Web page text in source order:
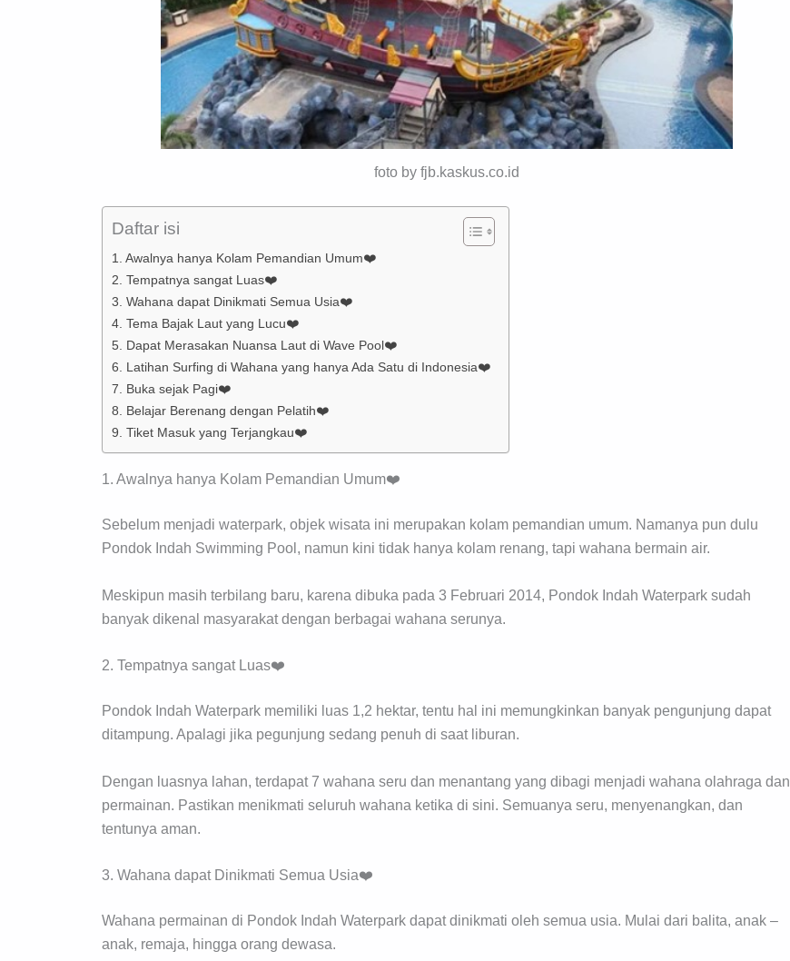
foto by fjb.kaskus.co.id
Daftar isi
1. Awalnya hanya Kolam Pemandian Umum❤️
2. Tempatnya sangat Luas❤️
3. Wahana dapat Dinikmati Semua Usia❤️
4. Tema Bajak Laut yang Lucu❤️
5. Dapat Merasakan Nuansa Laut di Wave Pool❤️
6. Latihan Surfing di Wahana yang hanya Ada Satu di Indonesia❤️
7. Buka sejak Pagi❤️
8. Belajar Berenang dengan Pelatih❤️
9. Tiket Masuk yang Terjangkau❤️
1. Awalnya hanya Kolam Pemandian Umum❤️
Sebelum menjadi waterpark, objek wisata ini merupakan kolam pemandian umum. Namanya pun dulu
Pondok Indah Swimming Pool, namun kini tidak hanya kolam renang, tapi wahana bermain air.
Meskipun masih terbilang baru, karena dibuka pada 3 Februari 2014, Pondok Indah Waterpark sudah
banyak dikenal masyarakat dengan berbagai wahana serunya.
2. Tempatnya sangat Luas❤️
Pondok Indah Waterpark memiliki luas 1,2 hektar, tentu hal ini memungkinkan banyak pengunjung dapat
ditampung. Apalagi jika pegunjung sedang penuh di saat liburan.
Dengan luasnya lahan, terdapat 7 wahana seru dan menantang yang dibagi menjadi wahana olahraga dan
permainan. Pastikan menikmati seluruh wahana ketika di sini. Semuanya seru, menyenangkan, dan
tentunya aman.
3. Wahana dapat Dinikmati Semua Usia❤️
Wahana permainan di Pondok Indah Waterpark dapat dinikmati oleh semua usia. Mulai dari balita, anak –
anak, remaja, hingga orang dewasa.